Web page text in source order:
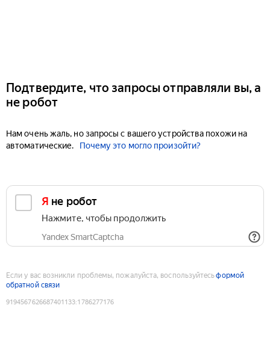
Подтвердите, что запросы отправляли вы, а
не робот
Нам очень жаль, но запросы с вашего устройства похожи на
автоматические.
Почему это могло произойти?
Я не робот
Нажмите, чтобы продолжить
Yandex SmartCaptcha
Если у вас возникли проблемы, пожалуйста, воспользуйтесьформой
обратной связи
9194567626687401133:1786277176